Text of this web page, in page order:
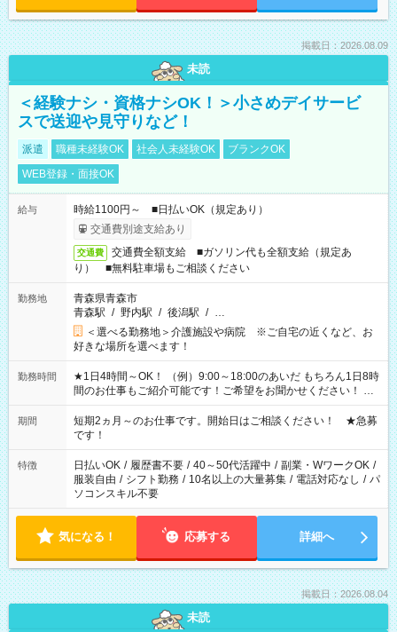
掲載日：2026.08.09
未読
＜経験ナシ・資格ナシOK！＞小さめデイサービ
スで送迎や見守りなど！
派遣 職種未経験OK 社会人未経験OK
ブランクOK
WEB登録・面接OK
給与
時給1100円～ ■日払いOK（規定あり）
交通費別途支給あり
交通費
交通費全額支給 ■ガソリン代も全額支給（規定あ
り） ■無料駐車場もご相談ください
勤務地
青森県青森市
青森駅 / 野内駅 / 後潟駅 / …
＜選べる勤務地＞介護施設や病院 ※ご自宅の近くなど、お
好きな場所を選べます！
勤務時間
★1日4時間～OK！ （例）9:00～18:00のあいだ もちろん1日8時
間のお仕事もご紹介可能です！ご希望をお聞かせください！ ★
家庭の都合でお休みが必要な場合も遠慮なくご相談ください。
※週最低15時間以上の勤務が必要です
期間
短期2ヵ月～のお仕事です。開始日はご相談ください！ ★急募
です！
特徴 日払いOK / 履歴書不要 / 40～50代活躍中 / 副業・WワークOK /
服装自由 / シフト勤務 / 10名以上の大量募集 / 電話対応なし / パ
ソコンスキル不要
気になる！ 応募する 詳細へ
掲載日：2026.08.04
未読